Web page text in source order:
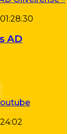
01:28:30
AD
24:02